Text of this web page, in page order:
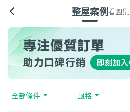
整屋案例看圖集
全部條件 風格